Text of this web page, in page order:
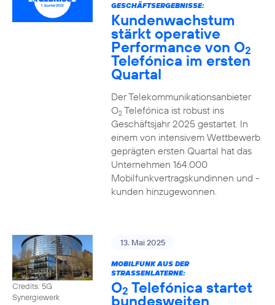
GESCHÄFTSERGEBNISSE:
Kundenwachstum
stärkt operative
Performance von O2
Telefónica im ersten
Quartal
Der Telekommunikationsanbieter
O2Telefónica ist robust ins
Geschäftsjahr 2025 gestartet. In
einem von intensivem Wettbewerb
geprägten ersten Quartal hat das
Unternehmen 164.000
Mobilfunkvertragskundinnen und -
kunden hinzugewonnen.
Credits: 5G
Synergiewerk
13. Mai 2025
MOBILFUNK AUS DER
STRASSENLATERNE:
O2 Telefónica startet
bundesweiten